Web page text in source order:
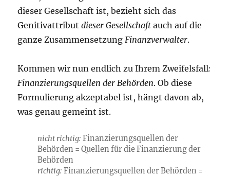
dieser Gesellschaft ist, bezieht sich das
Genitivattributdieser Gesellschaft auch auf die
ganze Zusammensetzung Finanzverwalter.
Kommen wir nun endlich zu Ihrem Zweifelsfall:
Finanzierungsquellen der Behörden. Ob diese
Formulierung akzeptabel ist, hängt davon ab,
was genau gemeint ist.
nicht richtig: Finanzierungsquellen der
Behörden = Quellen für die Finanzierung der
Behörden
richtig: Finanzierungsquellen der Behörden =